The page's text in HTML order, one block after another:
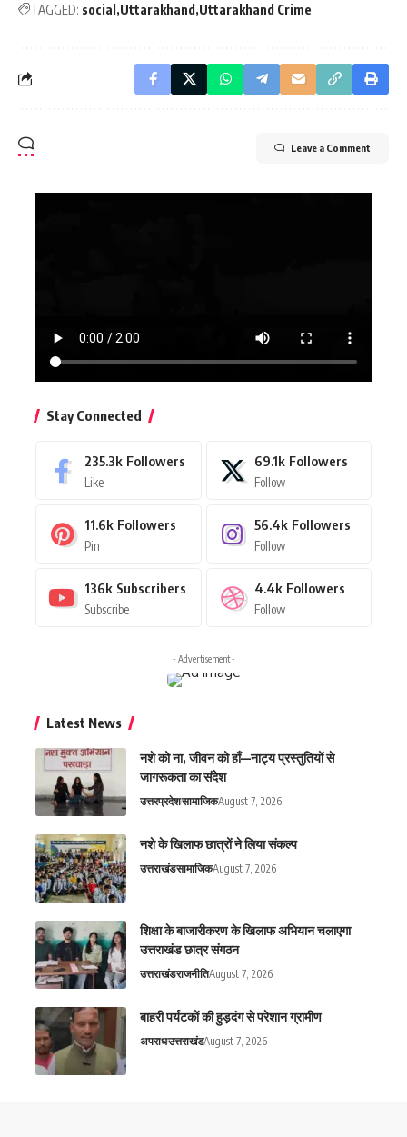
TAGGED: social Uttarakhand Uttarakhand Crime
Leave a Comment
Stay Connected
235.3k Followers
Like
69.1k Followers
Follow
11.6k Followers
Pin
56.4k Followers
Follow
136k Subscribers
Subscribe
4.4k Followers
Follow
- Advertisement -
Latest News
नशे को ना, जीवन को हाँ—नाट्य प्रस्तुतियों से
जागरूकता का संदेश
उत्तरप्रदेशसामाजिकAugust 7, 2026
नशे के खिलाफ छात्रों ने लिया संकल्प
उत्तराखंडसामाजिकAugust 7, 2026
शिक्षा के बाजारीकरण के खिलाफ अभियान चलाएगा
उत्तराखंड छात्र संगठन
उत्तराखंडराजनीतिAugust 7, 2026
बाहरी पर्यटकों की हुड़दंग से परेशान ग्रामीण
अपराधउत्तराखंडAugust 7, 2026